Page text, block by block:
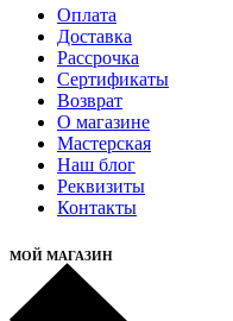
Оплата
Доставка
Рассрочка
Cертификаты
Возврат
О магазине
Мастерская
Наш блог
Реквизиты
Контакты
МОЙ МАГАЗИН